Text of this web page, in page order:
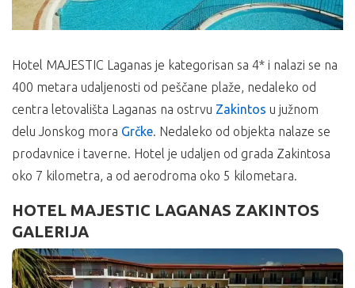
Hotel MAJESTIC Laganas je kategorisan sa 4* i nalazi se na
400 metara udaljenosti od peščane plaže, nedaleko od
centra letovališta Laganas na ostrvu Zakintos u južnom
delu Jonskog mora Grčke. Nedaleko od objekta nalaze se
prodavnice i taverne. Hotel je udaljen od grada Zakintosa
oko 7 kilometra, a od aerodroma oko 5 kilometara.
HOTEL MAJESTIC LAGANAS ZAKINTOS
GALERIJA